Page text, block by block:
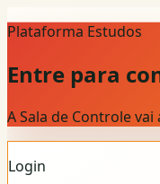
Plataforma Estudos
Entre para
A Sala de Controle
Login